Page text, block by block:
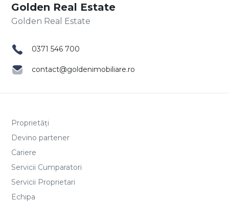
Golden Real Estate
0371 546 700
contact@goldenimobiliare.ro
Proprietăți
Devino partener
Cariere
Servicii Cumparatori
Servicii Proprietari
Echipa